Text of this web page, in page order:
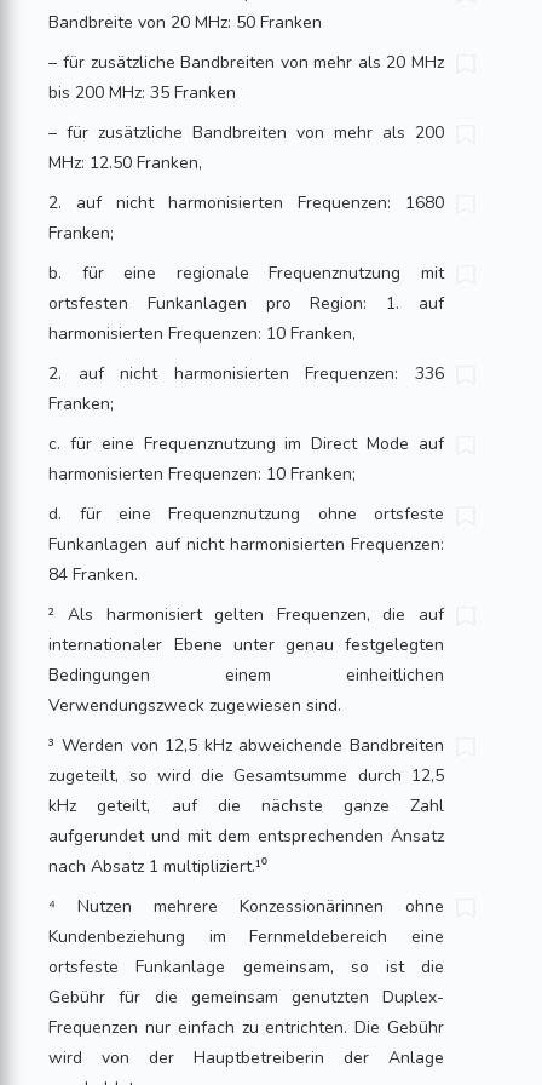
Bandbreite von 20 MHz: 50 Franken
– für zusätzliche Bandbreiten von mehr als 20 MHz
bis 200 MHz: 35 Franken
– für zusätzliche Bandbreiten von mehr als 200
MHz: 12.50 Franken,
2. auf nicht harmonisierten Frequenzen: 1680
Franken;
b. für eine regionale Frequenznutzung mit
ortsfesten Funkanlagen pro Region: 1. auf
harmonisierten Frequenzen: 10 Franken,
2. auf nicht harmonisierten Frequenzen: 336
Franken;
c. für eine Frequenznutzung im Direct Mode auf
harmonisierten Frequenzen: 10 Franken;
d. für eine Frequenznutzung ohne ortsfeste
Funkanlagen auf nicht harmonisierten Frequenzen:
84 Franken.
² Als harmonisiert gelten Frequenzen, die auf
internationaler Ebene unter genau festgelegten
Bedingungen einem einheitlichen
Verwendungszweck zugewiesen sind.
³ Werden von 12,5 kHz abweichende Bandbreiten
zugeteilt, so wird die Gesamtsumme durch 12,5
kHz geteilt, auf die nächste ganze Zahl
aufgerundet und mit dem entsprechenden Ansatz
nach Absatz 1 multipliziert.¹⁰
⁴ Nutzen mehrere Konzessionärinnen ohne
Kundenbeziehung im Fernmeldebereich eine
ortsfeste Funkanlage gemeinsam, so ist die
Gebühr für die gemeinsam genutzten Duplex-
Frequenzen nur einfach zu entrichten. Die Gebühr
wird von der Hauptbetreiberin der Anlage